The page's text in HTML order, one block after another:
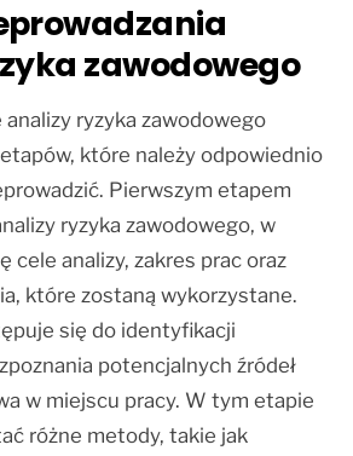
zawodowego
ryzyka zawodowego
etapów, które należy odpowiednio
Pierwszym etapem
ryzyka zawodowego, w
cele analizy, zakres prac oraz
które zostaną wykorzystane.
się do identyfikacji
potencjalnych źródeł
w miejscu pracy. W tym etapie
różne metody, takie jak